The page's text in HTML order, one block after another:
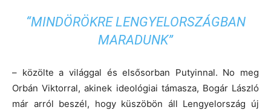
“MINDÖRÖKRE LENGYELORSZÁGBAN
MARADUNK”
– közölte a világgal és elsősorban Putyinnal. No meg
Orbán Viktorral, akinek ideológiai támasza, Bogár László
már arról beszél, hogy küszöbön áll Lengyelország új